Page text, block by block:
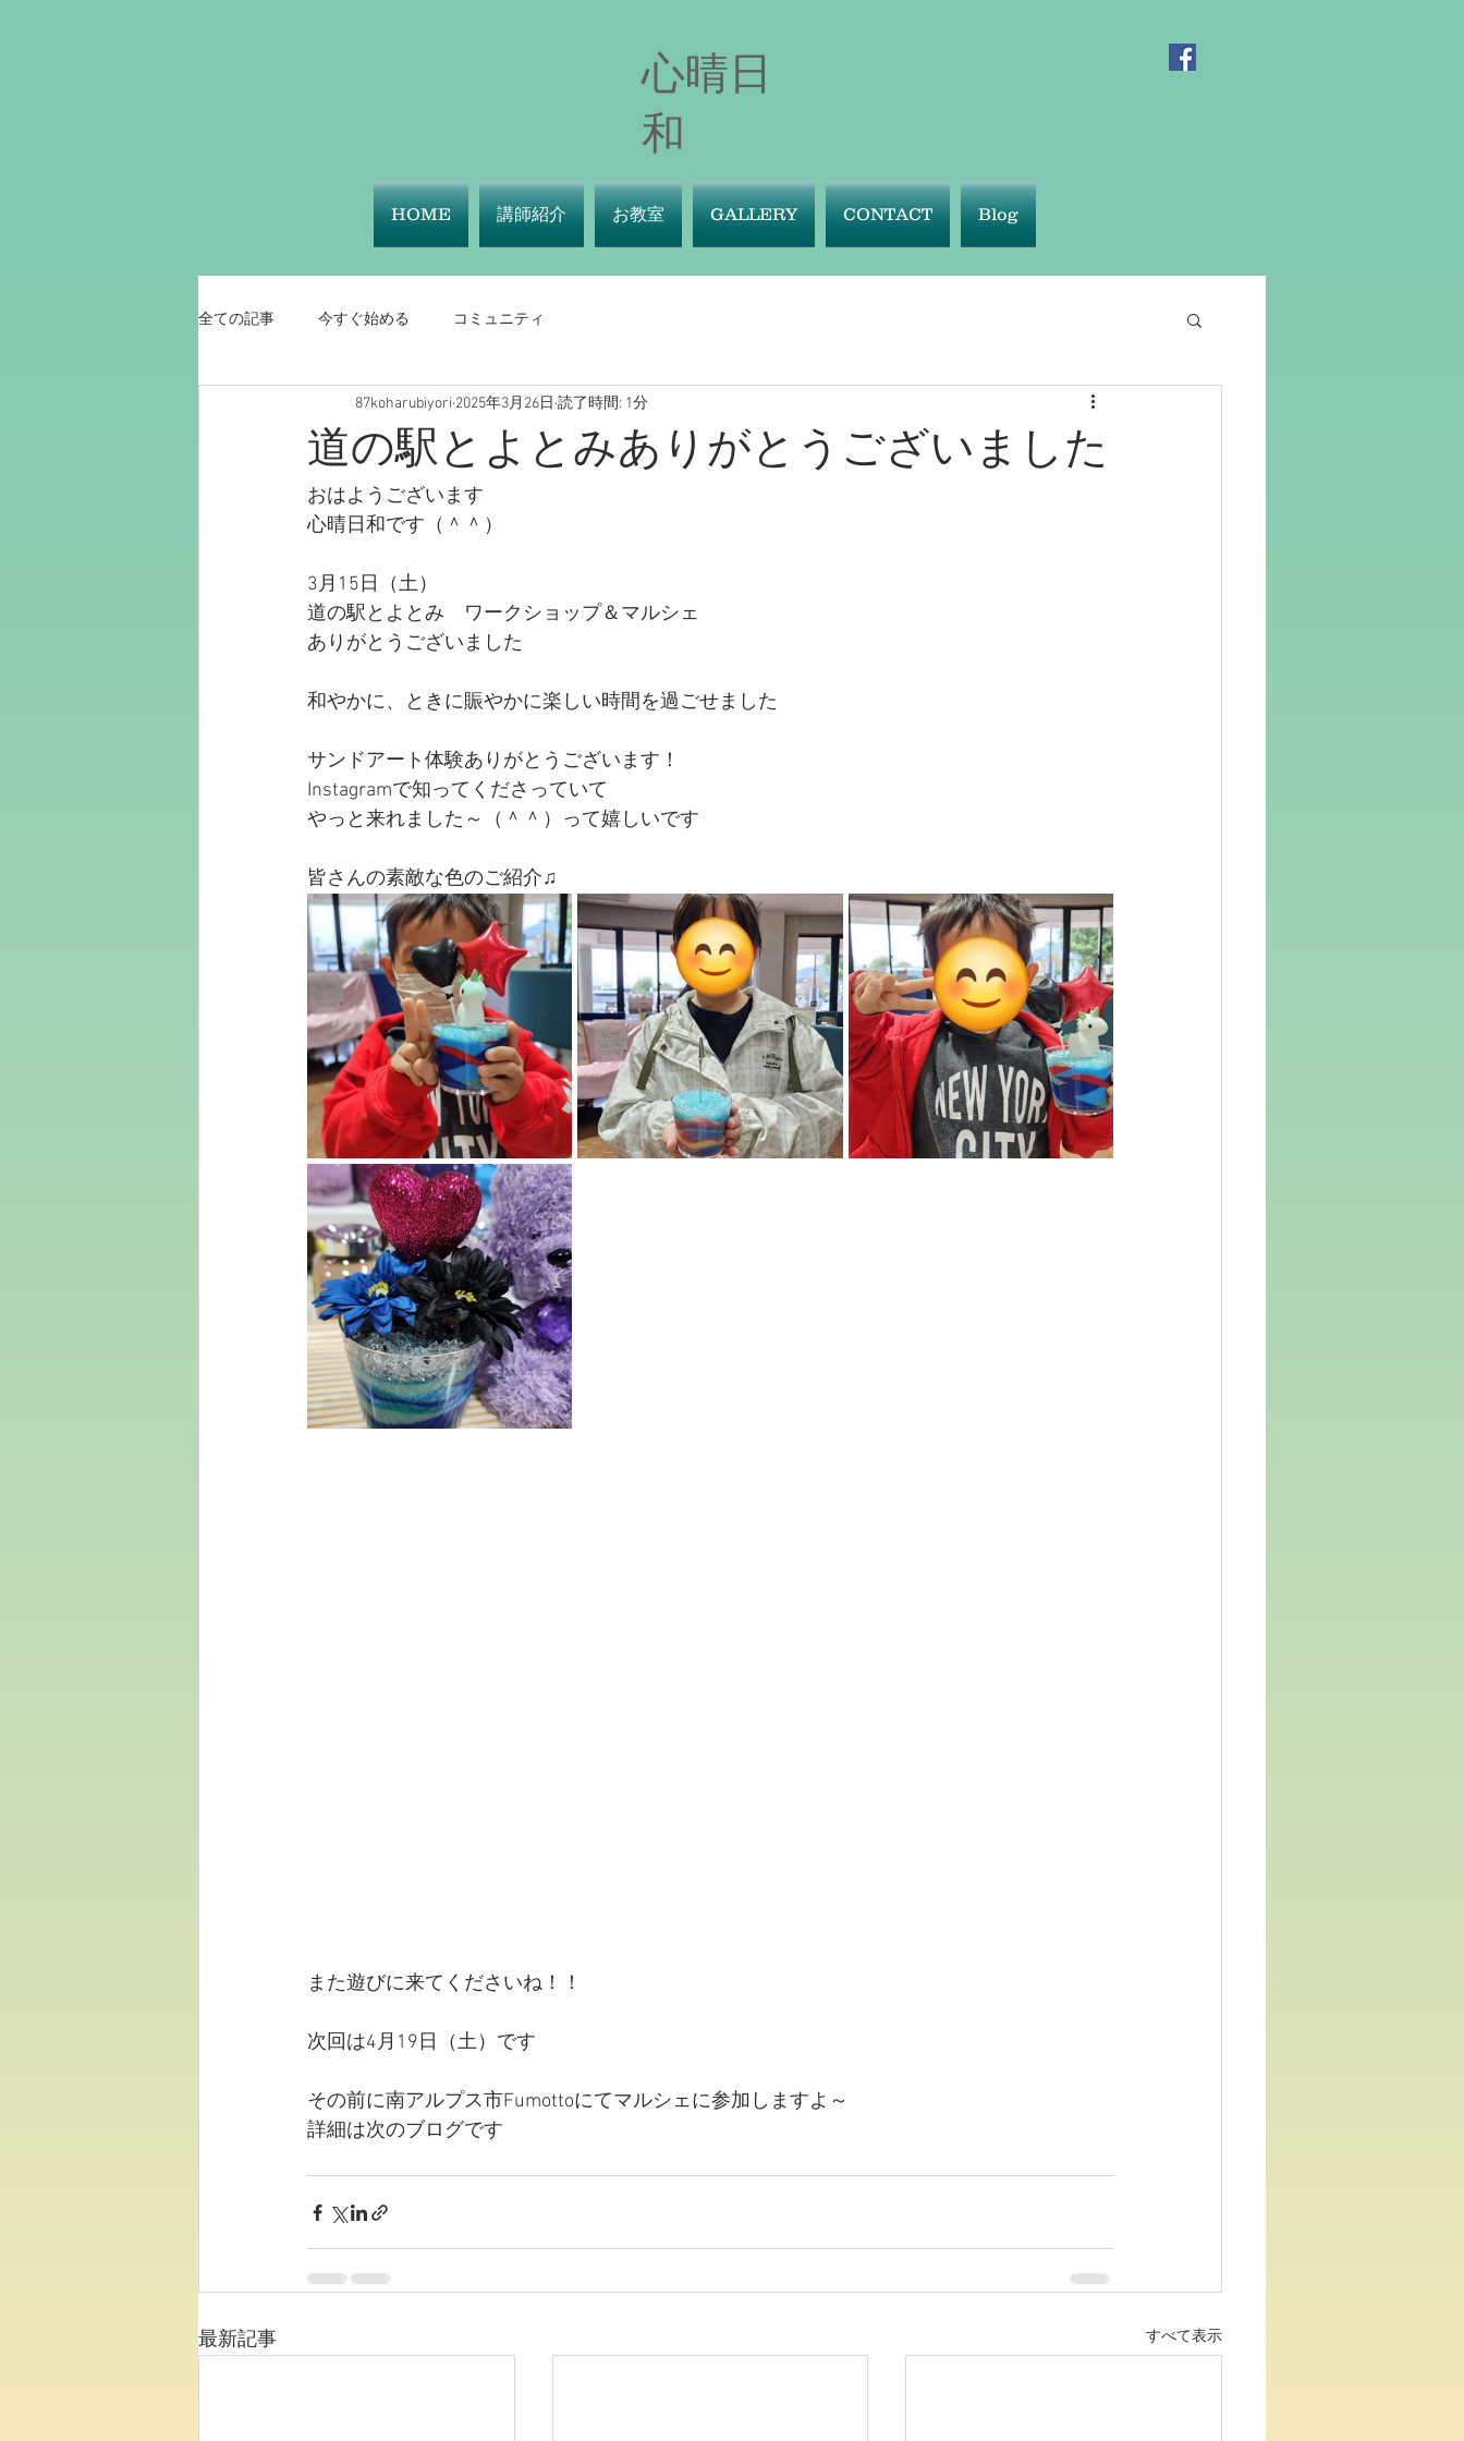
心晴日
和
HOME 講師紹介 お教室 GALLERY CONTACT Blog
全ての記事 今すぐ始める コミュニティ
道の駅とよとみありがとうございました
87koharubiyori 2025年3月26日 読了時間: 1分
おはようございます
心晴日和です（＾＾）
3月15日（土）
道の駅とよとみ　ワークショップ＆マルシェ
ありがとうございました
和やかに、ときに賑やかに楽しい時間を過ごせました
サンドアート体験ありがとうございます！
Instagramで知ってくださっていて
やっと来れました～（＾＾）って嬉しいです
皆さんの素敵な色のご紹介♫
また遊びに来てくださいね！！
次回は4月19日（土）です
その前に南アルプス市Fumottoにてマルシェに参加しますよ～
詳細は次のブログです
最新記事 すべて表示